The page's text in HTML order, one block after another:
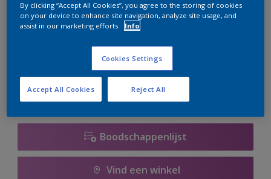
Op dit moment is het niet mogelijk dit product online
te bestellen. Houd de website in de gaten, we werken
er hard aan om de voorraad aan te vullen.
Boodschappenlijst
Vind een winkel
By clicking “Accept All Cookies”, you agree to the storing of cookies
on your device to enhance site navigation, analyze site usage, and
assist in our marketing efforts.
Info
Cookies Settings
Reject All
Accept All Cookies